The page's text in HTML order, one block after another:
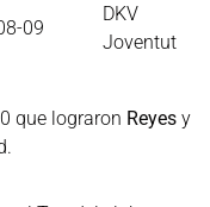
09
DKV
Joventut
que lograron Reyes y